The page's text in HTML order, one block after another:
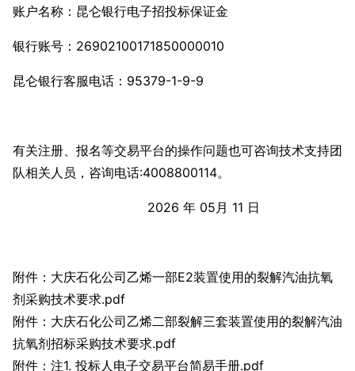
账户名称：昆仑银行电子招投标保证金
银行账号：26902100171850000010
昆仑银行客服电话：95379-1-9-9
有关注册、报名等交易平台的操作问题也可咨询技术支持团
队相关人员，咨询电话:4008800114。
2026 年 05月 11 日
附件：大庆石化公司乙烯一部E2装置使用的裂解汽油抗氧
剂采购技术要求.pdf
附件：大庆石化公司乙烯二部裂解三套装置使用的裂解汽油
抗氧剂招标采购技术要求.pdf
附件：注1. 投标人电子交易平台简易手册.pdf